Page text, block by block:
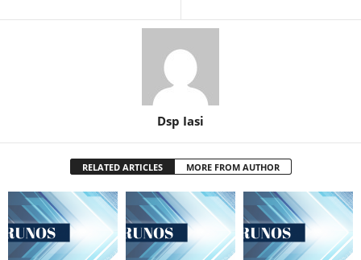
Dsp Iasi
RELATED ARTICLES MORE FROM AUTHOR